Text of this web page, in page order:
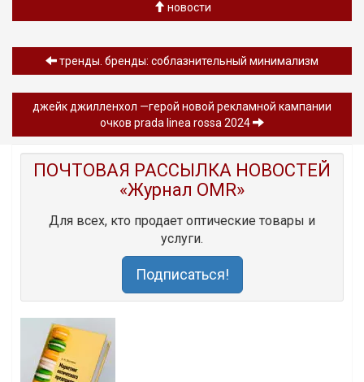
новости
тренды. бренды: соблазнительный минимализм
джейк джилленхол —герой новой рекламной кампании
очков prada linea rossa 2024
ПОЧТОВАЯ РАССЫЛКА НОВОСТЕЙ
«Журнал OMR»
Для всех, кто продает оптические товары и
услуги.
Подписаться!